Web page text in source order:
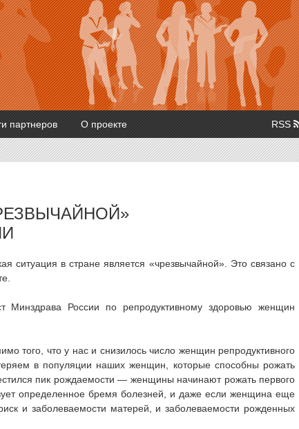
партнеров О проекте RSS
ситуация в стране является «чрезвычайной». Это связано с
Минздрава России по репродуктивному здоровью женщин
того, что у нас и снизилось число женщин репродуктивного
в популяции наших женщин, которые способны рожать
пик рождаемости — женщины начинают рожать первого
определенное бремя болезней, и даже если женщина еще
и заболеваемости матерей, и заболеваемости рожденных